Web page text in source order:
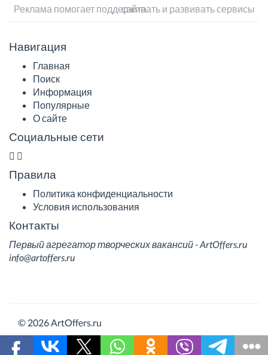
Реклама помогает поддерживать и развивать сервисы сайта
Навигация
Главная
Поиск
Информация
Популярные
О сайте
Социальные сети
Правила
Политика конфиденциальности
Условия использования
Контакты
Первый агрегатор творческих вакансий - ArtOffers.ru
info@artoffers.ru
© 2026 ArtOffers.ru